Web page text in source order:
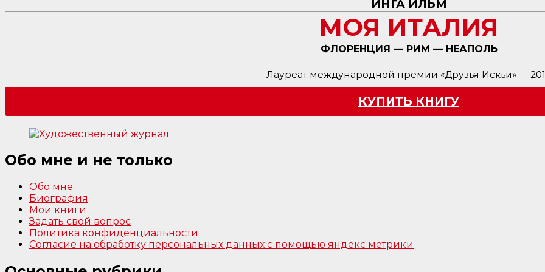
ИНГА ИЛЬМ
МОЯ ИТАЛИЯ
ФЛОРЕНЦИЯ — РИМ — НЕАПОЛЬ
Лауреат международной премии «Друзья Искьи» —
КУПИТЬ КНИГУ
Обо мне и не только
Обо мне
Биография
Мои книги
Задать свой вопрос
Политика конфиденциальности
Согласие на обработку персональных данных с помощью яндекс метрики